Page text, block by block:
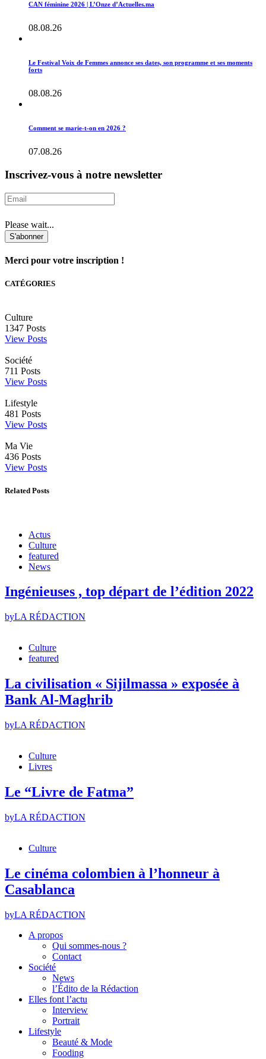
CAN féminine 2026 | L’Onze d’Actuelles.ma
08.08.26
Le Festival Voix de Femmes annonce ses dates, son programme et ses moments
forts
08.08.26
Comment se marie-t-on en 2026 ?
07.08.26
Inscrivez-vous à notre newsletter
Please wait...
S'abonner
Merci pour votre inscription !
CATÉGORIES
Culture
1347 Posts
View Posts
Société
711 Posts
View Posts
Lifestyle
481 Posts
View Posts
Ma Vie
436 Posts
View Posts
Related Posts
Actus
Culture
featured
News
Ingénieuses , top départ de l’édition 2022
byLA RÉDACTION
Culture
featured
La civilisation « Sijilmassa » exposée à
Bank Al-Maghrib
byLA RÉDACTION
Culture
Livres
Le “Livre de Fatma”
byLA RÉDACTION
Culture
Le cinéma colombien à l’honneur à
Casablanca
byLA RÉDACTION
A propos
Qui sommes-nous ?
Contact
Société
News
l’Édito de la Rédaction
Elles font l’actu
Interview
Portrait
Lifestyle
Beauté & Mode
Fooding